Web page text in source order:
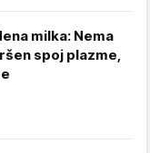
milka: Nema
spoj plazme,